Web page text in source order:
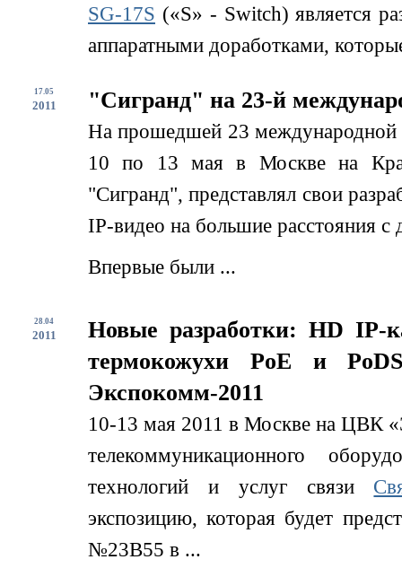
SG-17S («S» - Switch) является
аппаратными доработками,
17.05
2011 "Сигранд" на 23-й
На прошедшей 23 международной
10 по 13 мая в Москве на
"Сигранд", представлял свои
IP-видео на большие расстояния
Впервые были ...
28.04
2011
Новые разработки: HD IP-
термокожухи PoE и
Экспокомм-2011
10-13 мая 2011 в Москве на ЦВК
телекоммуникационного
технологий и услуг связи
экспозицию, которая будет
№23B55 в ...